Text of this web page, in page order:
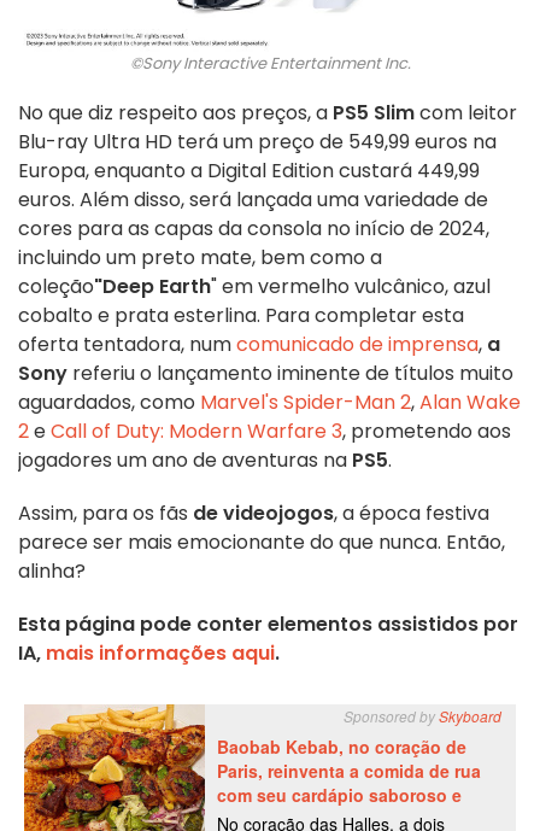
©Sony Interactive Entertainment Inc.
No que diz respeito aos preços, a PS5 Slimcom leitor
Blu-ray Ultra HD terá um preço de 549,99 euros na
Europa, enquanto a Digital Edition custará 449,99
euros. Além disso, será lançada uma variedade de
cores para as capas da consola no início de 2024,
incluindo um preto mate, bem como a
coleção"Deep Earth" em vermelho vulcânico, azul
cobalto e prata esterlina. Para completar esta
oferta tentadora, numcomunicado de imprensa, a
Sony referiu o lançamento iminente de títulos muito
aguardados, como Marvel's Spider-Man 2,Alan Wake
2eCall of Duty: Modern Warfare 3, prometendo aos
jogadores um ano de aventuras na PS5.
Assim, para os fãs de videojogos, a época festiva
parece ser mais emocionante do que nunca. Então,
alinha?
Esta página pode conter elementos assistidos por
IA, mais informações aqui.